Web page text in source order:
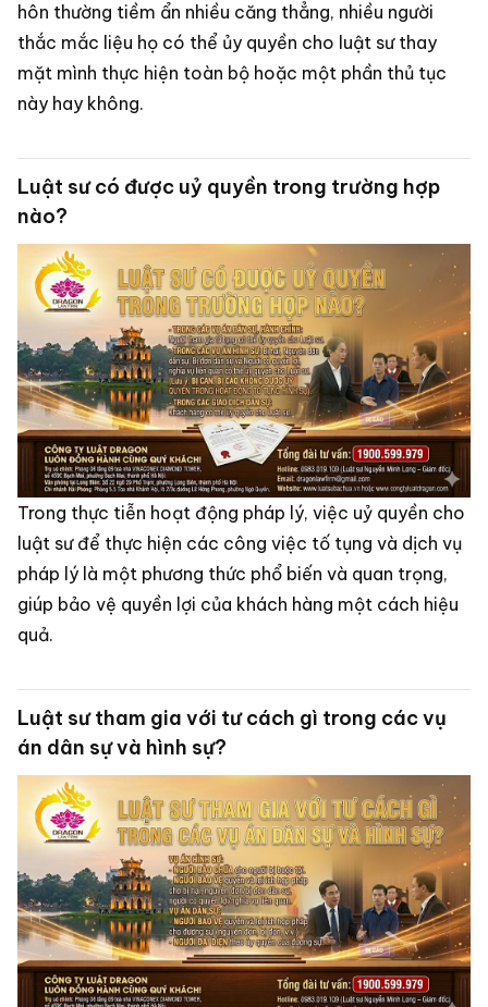
hôn thường tiềm ẩn nhiều căng thẳng, nhiều người
thắc mắc liệu họ có thể ủy quyền cho luật sư thay
mặt mình thực hiện toàn bộ hoặc một phần thủ tục
này hay không.
Luật sư có được uỷ quyền trong trường hợp
nào?
Trong thực tiễn hoạt động pháp lý, việc uỷ quyền cho
luật sư để thực hiện các công việc tố tụng và dịch vụ
pháp lý là một phương thức phổ biến và quan trọng,
giúp bảo vệ quyền lợi của khách hàng một cách hiệu
quả.
Luật sư tham gia với tư cách gì trong các vụ
án dân sự và hình sự?